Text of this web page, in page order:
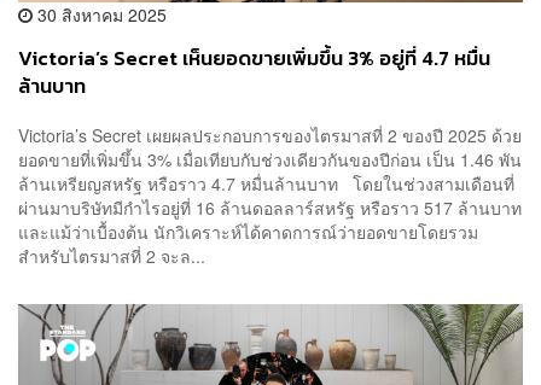
30 สิงหาคม 2025
Victoria’s Secret เห็นยอดขายเพิ่มขึ้น 3% อยู่ที่ 4.7 หมื่น
ล้านบาท
Victoria’s Secret เผยผลประกอบการของไตรมาสที่ 2 ของปี 2025 ด้วย
ยอดขายที่เพิ่มขึ้น 3% เมื่อเทียบกับช่วงเดียวกันของปีก่อน เป็น 1.46 พัน
ล้านเหรียญสหรัฐ หรือราว 4.7 หมื่นล้านบาท โดยในช่วงสามเดือนที่
ผ่านมาบริษัทมีกำไรอยู่ที่ 16 ล้านดอลลาร์สหรัฐ หรือราว 517 ล้านบาท
และแม้ว่าเบื้องต้น นักวิเคราะห์ได้คาดการณ์ว่ายอดขายโดยรวม
สำหรับไตรมาสที่ 2 จะล...